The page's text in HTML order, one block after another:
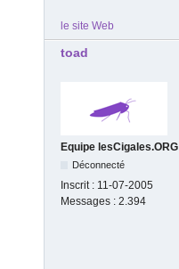
le site Web
toad
Equipe lesCigales.ORG
Déconnecté
Inscrit : 11-07-2005
Messages : 2.394